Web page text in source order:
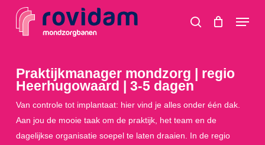
search
Menu
Praktijkmanager mondzorg | regio
Heerhugowaard | 3-5 dagen
Van controle tot implantaat: hier vind je alles onder één dak.
Aan jou de mooie taak om de praktijk, het team en de
dagelijkse organisatie soepel te laten draaien. In de regio